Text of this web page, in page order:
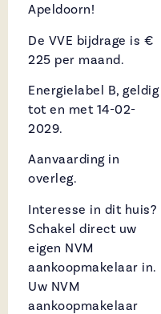
Apeldoorn!
De VVE bijdrage is €
225 per maand.
Energielabel B, geldig
tot en met 14-02-
2029.
Aanvaarding in
overleg.
Interesse in dit huis?
Schakel direct uw
eigen NVM
aankoopmakelaar in.
Uw NVM
aankoopmakelaar